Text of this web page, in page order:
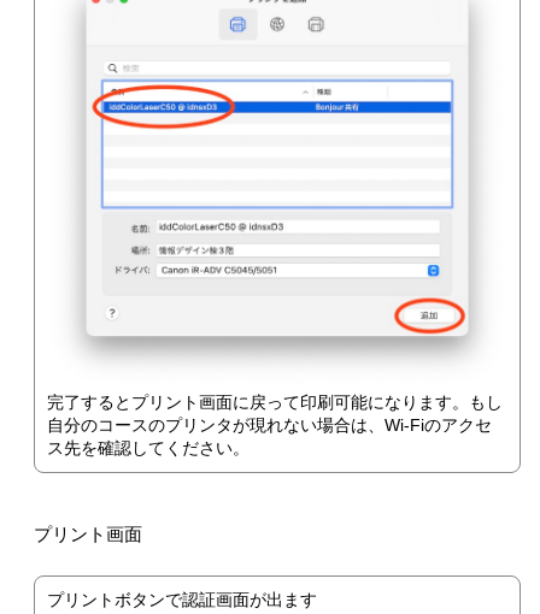
完了するとプリント画面に戻って印刷可能になります。もし
自分のコースのプリンタが現れない場合は、Wi-Fiのアクセ
ス先を確認してください。
プリント画面
プリントボタンで認証画面が出ます